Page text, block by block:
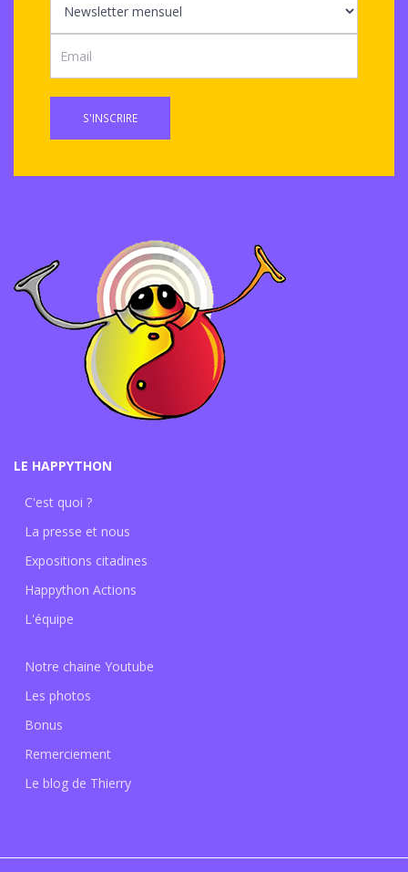
S'INSCRIRE
LE HAPPYTHON
C'est quoi ?
La presse et nous
Expositions citadines
Happython Actions
L'équipe
Notre chaine Youtube
Les photos
Bonus
Remerciement
Le blog de Thierry